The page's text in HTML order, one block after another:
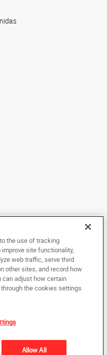
do Brasil. Todos os direitos
esta documentação não pode ser
ou reduzida a qualquer meio
todo ou em parte, sem o
Brasil.
the use of tracking
site functionality,
web traffic, serve third
other sites, and record how
can adjust how certain
the cookies settings
Allow All